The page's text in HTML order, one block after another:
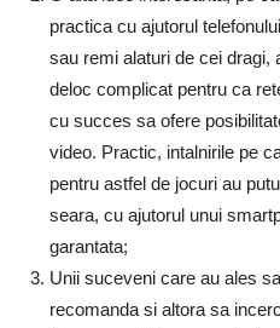
practica cu ajutorul
sau remi alaturi de cei dragi,
deloc complicat pentru ca
cu succes sa ofere
video. Practic, intalnirile pe
pentru astfel de jocuri au
seara, cu ajutorul unui
garantata;
Unii suceveni care au ales
recomanda si altora sa